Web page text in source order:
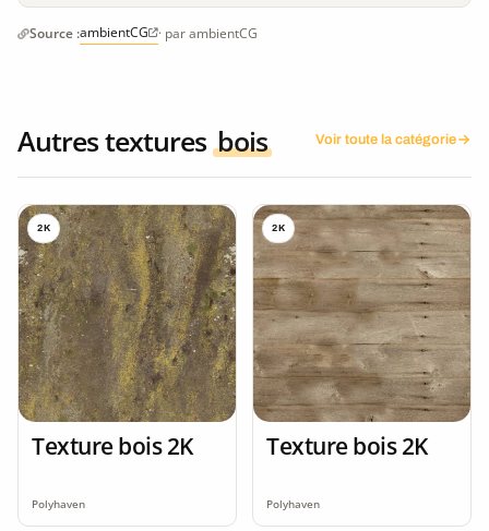
Source :ambientCG · par ambientCG
Autres textures bois Voir toute la catégorie
2K
Texture bois 2K
Polyhaven
2K
Texture bois 2K
Polyhaven